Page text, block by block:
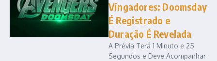
Vingadores: Doomsday
É Registrado e
Duração É Revelada
A Prévia Terá 1 Minuto e 25
Segundos e Deve Acompanhar